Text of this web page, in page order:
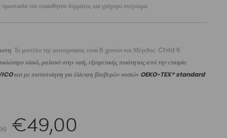
προστασία του ευαίσθητου δέρματος και γρήγορο στέγνωμα.
: Το μοντέλο της φωτογραφίας είναι 6 χρονών και Μέγεθος: Child 6
υλικό, μαλακό στην υφή, εξαιρετικής ποιότητας από την εταιρία
και με πιστοποίηση για έλλειψη βλαβερών ουσιών OEKO-TEX® standard
Original
€49,00